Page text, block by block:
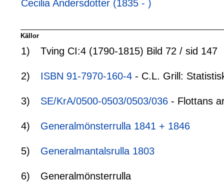
Cecilia Andersdotter (1835 - )
Källor
1) Tving CI:4 (1790-1815) Bild 72 / sid 147
2) ISBN 91-7970-160-4 - C.L. Grill:
3) SE/KrA/0500-0503/0503/036 - Flottans
4) Generalmönsterrulla 1841 + 1846
5) Generalmantalsrulla 1803
6) Generalmönsterrulla